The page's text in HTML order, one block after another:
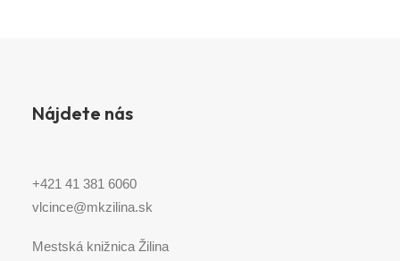
Nájdete nás
+421 41 381 6060
vlcince@mkzilina.sk
Mestská knižnica Žilina